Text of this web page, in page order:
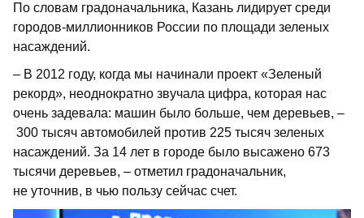
По словам градоначальника, Казань лидирует среди
городов-миллионников России по площади зеленых
насаждений.
– В 2012 году, когда мы начинали проект «Зеленый
рекорд», неоднократно звучала цифра, которая нас
очень задевала: машин было больше, чем деревьев, –
300 тысяч автомобилей против 225 тысяч зеленых
насаждений. За 14 лет в городе было высажено 673
тысячи деревьев, – отметил градоначальник,
не уточнив, в чью пользу сейчас счет.